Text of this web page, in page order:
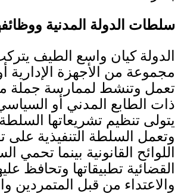
سلطات الدولة المدنية
الدولة كيان واسع الطيف
مجموعة من الأجهزة الإدارية
تعمل وتنشط لممارسة جملة
ذات الطابع المدني أو
يتولى تنظيم تشريعاتها
وتعمل السلطة التنفيذية على
اللوائح القانونية بينما تحمي
القضائية تطبيقاتها وتحافظ
والاعتداء من قبل المتمردين